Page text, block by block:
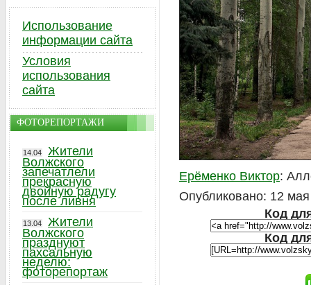
Ерёменко Виктор:
Опубликовано: 12
Код
Код
Использование
информации сайта
Условия
использования
сайта
ФОТОРЕПОРТАЖИ
14.04
Жители
Волжского
запечатлели
прекрасную
двойную радугу
после ливня
13.04
Жители
Волжского
празднуют
пахсальную
неделю:
фоторепортаж